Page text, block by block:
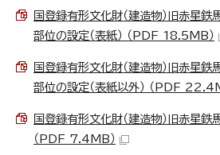
国登録有形文化財（建造物）旧赤星
部位の設定（表紙） （PDF 18.5MB）
国登録有形文化財（建造物）旧赤星
部位の設定（表紙以外） （PDF
国登録有形文化財（建造物）旧赤星
（PDF 7.4MB）